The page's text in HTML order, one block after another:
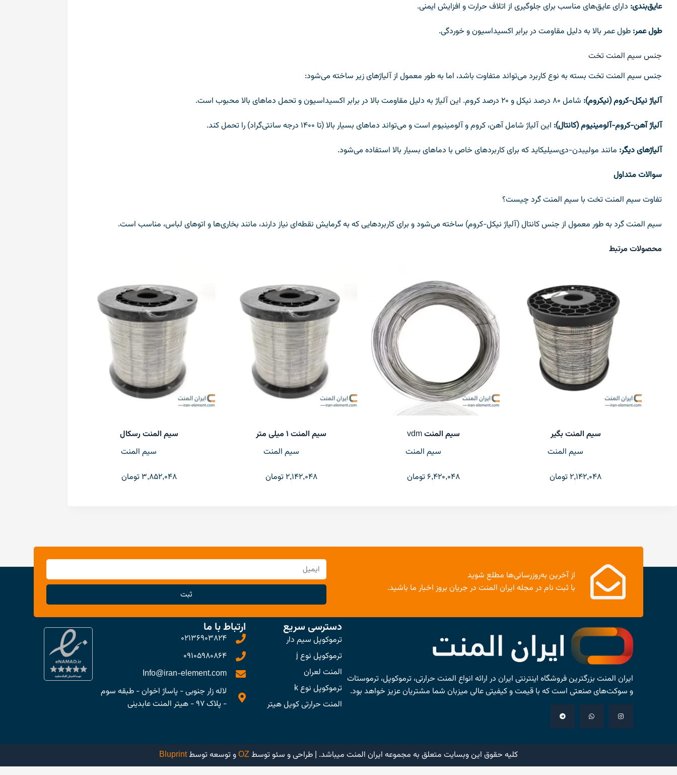
عایق‌بندی: دارای عایق‌های مناسب برای جلوگیری از اتلاف حرارت و افزایش ایمنی.
طول عمر: طول عمر بالا به دلیل مقاومت در برابر اکسیداسیون و خوردگی.
جنس سیم المنت تخت
جنس سیم المنت تخت بسته به نوع کاربرد می‌تواند متفاوت باشد، اما به طور معمول از آلیاژهای زیر ساخته می‌شود:
آلیاژ نیکل-کروم (نیکروم): شامل ۸۰ درصد نیکل و ۲۰ درصد کروم. این آلیاژ به دلیل مقاومت بالا در برابر اکسیداسیون و تحمل دماهای بالا محبوب است.
آلیاژ آهن-کروم-آلومینیوم (کانتال): این آلیاژ شامل آهن، کروم و آلومینیوم است و می‌تواند دماهای بسیار بالا (تا ۱۴۰۰ درجه سانتی‌گراد) را تحمل کند.
آلیاژهای دیگر: مانند مولیبدن-دی‌سیلیکاید که برای کاربردهای خاص با دماهای بسیار بالا استفاده می‌شود.
سوالات متداول
تفاوت سیم المنت تخت با سیم المنت گرد چیست؟
سیم المنت گرد به طور معمول از جنس کانتال (آلیاژ نیکل-کروم) ساخته می‌شود و برای کاربردهایی که به گرمایش نقطه‌ای نیاز دارند، مانند بخاری‌ها و اتوهای لباس، مناسب است.
محصولات مرتبط
سیم المنت بگیر
سیم المنت
2,142,048 تومان
سیم المنت vdm
سیم المنت
6,420,048 تومان
سیم المنت ۱ میلی متر
سیم المنت
2,142,048 تومان
سیم المنت رسکال
سیم المنت
3,852,048 تومان
از آخرین به‌روزرسانی‌ها مطلع شوید
با ثبت نام در مجله ایران المنت در جریان بروز اخبار ما باشید.
ثبت
ایران المنت بزرگترین فروشگاه اینترنتی ایران در ارائه انواع المنت حرارتی، ترموکوپل، ترموستات
و سوکت‌های صنعتی است که با قیمت و کیفیتی عالی میزبان شما مشتریان عزیز خواهد بود.
دسترسی سریع
ترموکوپل سیم دار
ترموکوپل نوع j
المنت لعران
ترموکوپل نوع k
المنت حرارتی کویل هیتر
ارتباط با ما
02136903824
09105980864
Info@iran-element.com
لاله زار جنوبی - پاساژ اخوان - طبقه سوم
- پلاک ۹۷ - هیتر المنت عابدینی
کلیه حقوق این وبسایت متعلق به مجموعه ایران المنت میباشد. | طراحی و سئو توسطOZو توسعه توسطBluprint